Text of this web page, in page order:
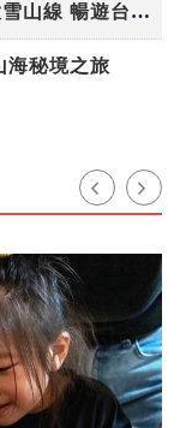
台灣好行／新路線！下半年增開大雪山線 暢遊台中更便利
海秘境之旅